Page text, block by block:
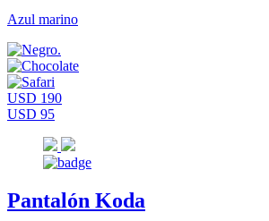
Azul marino
USD 190
USD 95
Pantalón Koda